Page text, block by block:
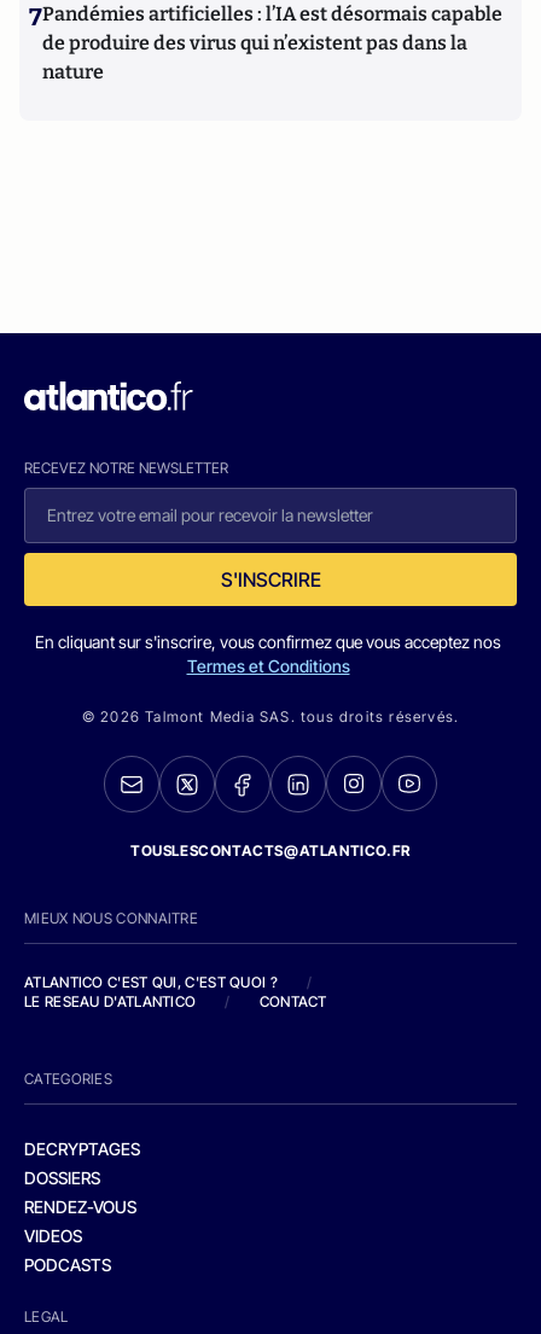
7Pandémies artificielles : l’IA est désormais capable
de produire des virus qui n’existent pas dans la
nature
RECEVEZ NOTRE NEWSLETTER
S'INSCRIRE
En cliquant sur s'inscrire, vous confirmez que vous acceptez nos
Termes et Conditions
© 2026 Talmont Media SAS. tous droits réservés.
TOUSLESCONTACTS@ATLANTICO.FR
MIEUX NOUS CONNAITRE
ATLANTICO C'EST QUI, C'EST QUOI ?
/
LE RESEAU D'ATLANTICO
/ CONTACT
CATEGORIES
DECRYPTAGES
DOSSIERS
RENDEZ-VOUS
VIDEOS
PODCASTS
LEGAL